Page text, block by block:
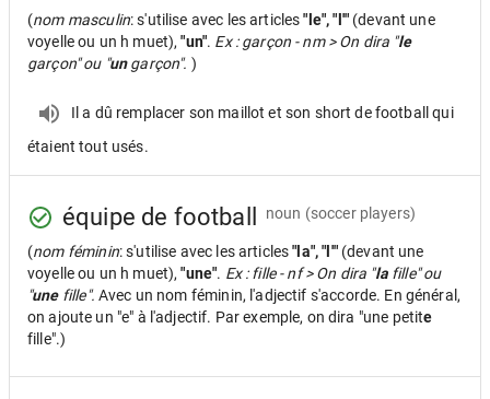
(nom masculin: s'utilise avec les articles"le", "l'" (devant une
voyelle ou un h muet),"un". Ex : garçon - nm > On dira "le
garçon" ou "ungarçon". )
Il a dû remplacer son maillot et son short de football qui
étaient tout usés.
équipe de football noun (soccer players)
(nom féminin: s'utilise avec les articles"la", "l'" (devant une
voyelle ou un h muet),"une". Ex : fille - nf > On dira "lafille" ou
"unefille". Avec un nom féminin, l'adjectif s'accorde. En général,
on ajoute un "e" à l'adjectif. Par exemple, on dira "une petite
fille".)